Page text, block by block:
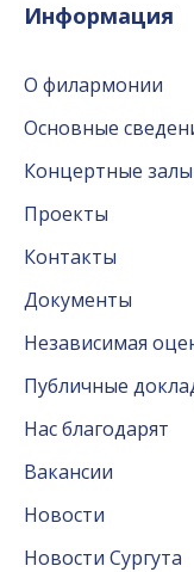
Информация
О филармонии
Основные
Концертные залы
Проекты
Контакты
Документы
Независимая
Публичные
Нас благодарят
Вакансии
Новости
Новости Сургута